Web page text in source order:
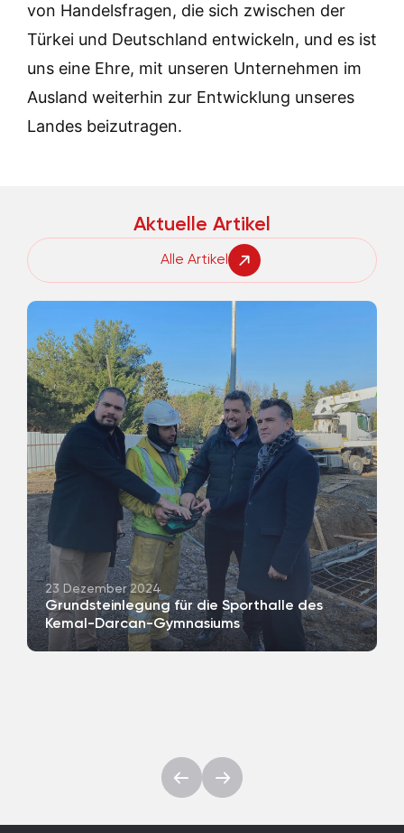
von Handelsfragen, die sich zwischen der
Türkei und Deutschland entwickeln, und es ist
uns eine Ehre, mit unseren Unternehmen im
Ausland weiterhin zur Entwicklung unseres
Landes beizutragen.
Aktuelle Artikel
Alle Artikel
23 Dezember 2024
Grundsteinlegung für die Sporthalle des
Kemal-Darcan-Gymnasiums